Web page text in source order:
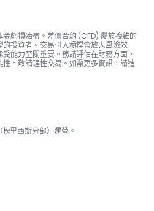
虧損殆盡。差價合約 (CFD) 屬於複雜的
投資者。交易引入槓桿會放大風險效
能力至關重要。務請評估在財務方面，
。敬請理性交易。如需更多資訊，請造
里西斯分部）運營。